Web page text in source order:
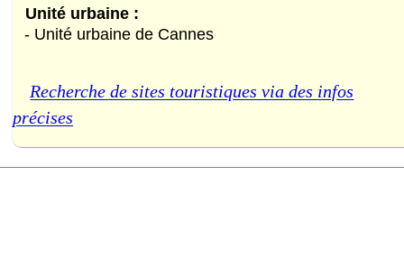
Unité urbaine :
- Unité urbaine de Cannes
Recherche de sites touristiques via des infos
précises